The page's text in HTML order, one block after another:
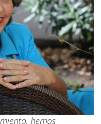
hemos